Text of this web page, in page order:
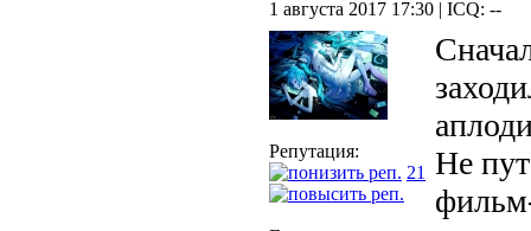
1 августа 2017 17:30 | ICQ: --
Репутация:
21
Не